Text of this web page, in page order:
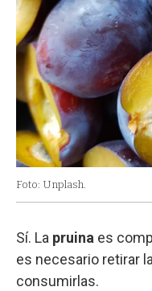
Foto: Unplash.
Sí. La pruina es
es necesario retirar
consumirlas.